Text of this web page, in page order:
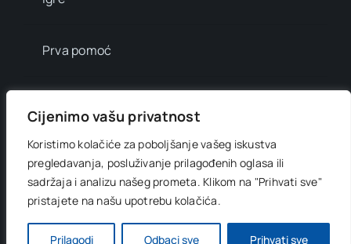
Cijenimo vašu privatnost
Koristimo kolačiće za poboljšanje vašeg iskustva
pregledavanja, posluživanje prilagođenih oglasa ili
sadržaja i analizu našeg prometa. Klikom na "Prihvati sve"
pristajete na našu upotrebu kolačića.
Prilagodi Odbaci sve Prihvati sve
Prva pomoć
Info brojevi
Developed byOnlinePress Ltd